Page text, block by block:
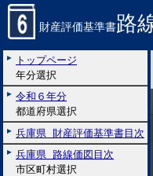
財産評価基準書路
トップページ
年分選択
令和６年分
都道府県選択
兵庫県 財産評価基準書目次
兵庫県 路線価図目次
市区町村選択